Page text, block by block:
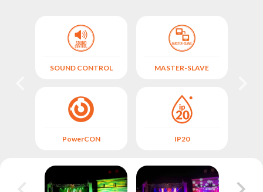
SOUND CONTROL
PowerCON
MASTER-SLAVE
IP20